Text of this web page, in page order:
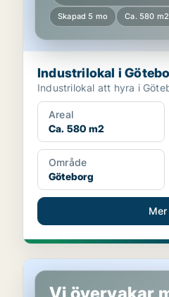
Skapad 5 mo Ca. 580 m2
Industrilokal i
Industrilokal att hyra i
Areal
Ca. 580 m2
Område
Göteborg
Lager i Göteborg